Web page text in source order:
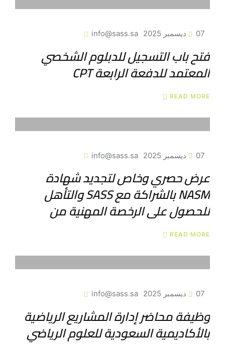
07 ديسمبر 2025 info@sass.sa
فتح باب التسجيل للدبلوم الشخصي
المعتمد للدفعة الرابعة CPT
READ MORE
07 ديسمبر 2025 info@sass.sa
عرض حصري وخاص لتجديد شهادة
NASM بالشراكة مع SASS والتأهل
للحصول على الرخصة المهنية من
READ MORE
07 ديسمبر 2025 info@sass.sa
وظيفة محاضر إدارة المشاريع الرياضية
بالأكاديمية السعودية للعلوم الرياضي